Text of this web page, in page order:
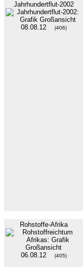
Jahrhundertflut-2002
08.08.12 (406)
Rohstoffe-Afrika
06.08.12 (405)